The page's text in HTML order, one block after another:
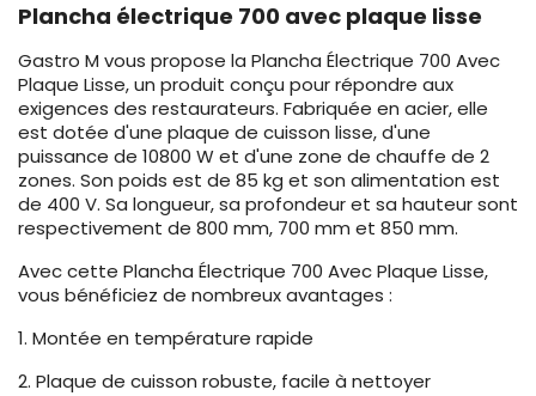
Plancha électrique 700 avec plaque lisse
Gastro M vous propose la Plancha Électrique 700 Avec
Plaque Lisse, un produit conçu pour répondre aux
exigences des restaurateurs. Fabriquée en acier, elle
est dotée d'une plaque de cuisson lisse, d'une
puissance de 10800 W et d'une zone de chauffe de 2
zones. Son poids est de 85 kg et son alimentation est
de 400 V. Sa longueur, sa profondeur et sa hauteur sont
respectivement de 800 mm, 700 mm et 850 mm.
Avec cette Plancha Électrique 700 Avec Plaque Lisse,
vous bénéficiez de nombreux avantages :
1. Montée en température rapide
2. Plaque de cuisson robuste, facile à nettoyer